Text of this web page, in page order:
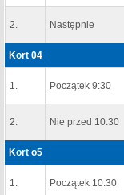
2. Następnie
Kort 04
1. Początek 9:30
2. Nie przed 10:30
Kort o5
1. Początek 10:30